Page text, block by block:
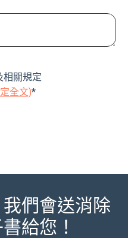
相關規定
全文)*
們會送消除
給您！